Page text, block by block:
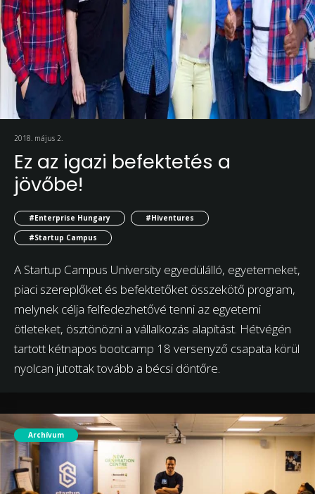
2018. május 2.
Ez az igazi befektetés a
jövőbe!
#Enterprise Hungary
#Hiventures
#Startup Campus
A Startup Campus University egyedülálló, egyetemeket,
piaci szereplőket és befektetőket összekötő program,
melynek célja felfedezhetővé tenni az egyetemi
ötleteket, ösztönözni a vállalkozás alapítást. Hétvégén
tartott kétnapos bootcamp 18 versenyző csapata körül
nyolcan jutottak tovább a bécsi döntőre.
Archívum